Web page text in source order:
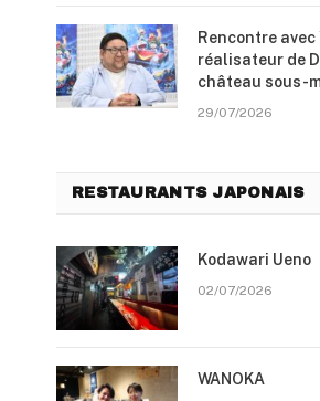
Rencontre avec
réalisateur de
château sous-
29/07/2026
RESTAURANTS JAPONAIS
Kodawari Ueno
02/07/2026
WANOKA